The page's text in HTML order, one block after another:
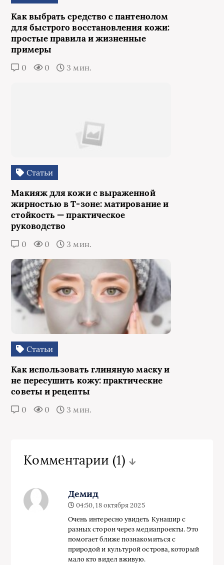
Как выбрать средство с пантенолом
для быстрого восстановления кожи:
простые правила и жизненные
примеры
0 0 3 мин.
Статьи
Макияж для кожи с выраженной
жирностью в Т‑зоне: матирование и
стойкость — практическое
руководство
0 0 3 мин.
Статьи
Как использовать глиняную маску и
не пересушить кожу: практические
советы и рецепты
0 0 3 мин.
Комментарии (1)
Демид
04:50, 18 октября 2025
Очень интересно увидеть Кунашир с
разных сторон через медиапроекты. Это
помогает ближе познакомиться с
природой и культурой острова, который
мало кто видел вживую.